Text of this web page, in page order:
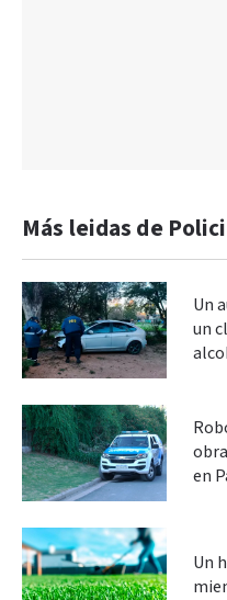
Más leidas de
Un
un
en
Un